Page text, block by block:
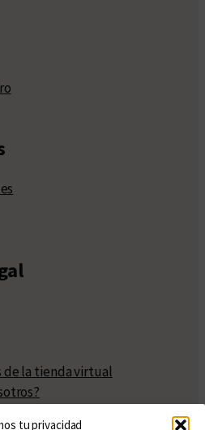
tu privacidad
de la tienda virtual